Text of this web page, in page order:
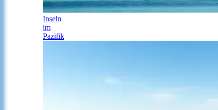
Inseln
im
Pazifik